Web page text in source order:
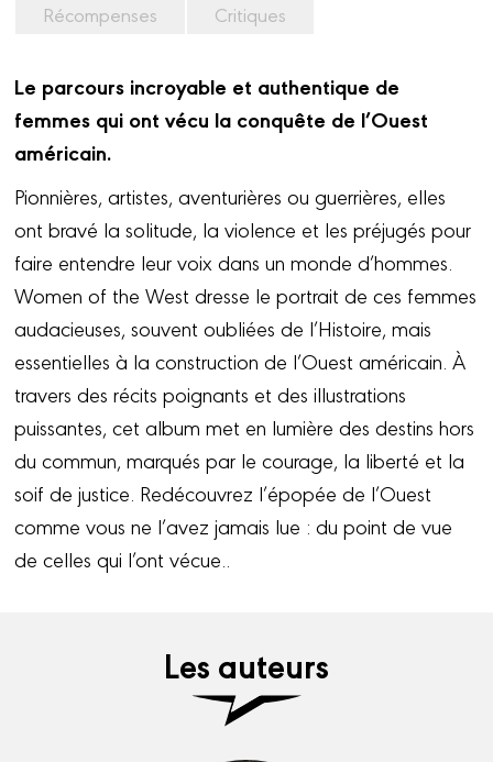
Récompenses
Critiques
Le parcours incroyable et authentique de
femmes qui ont vécu la conquête de l’Ouest
américain.
Pionnières, artistes, aventurières ou guerrières, elles
ont bravé la solitude, la violence et les préjugés pour
faire entendre leur voix dans un monde d’hommes.
Women of the West dresse le portrait de ces femmes
audacieuses, souvent oubliées de l’Histoire, mais
essentielles à la construction de l’Ouest américain. À
travers des récits poignants et des illustrations
puissantes, cet album met en lumière des destins hors
du commun, marqués par le courage, la liberté et la
soif de justice. Redécouvrez l’épopée de l’Ouest
comme vous ne l’avez jamais lue : du point de vue
de celles qui l’ont vécue..
Les auteurs